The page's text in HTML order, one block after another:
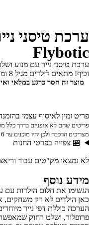
נייר עם מנוע ושלט רחוק
לילדים מגיל 8 ומעלה.
חסר כרגע במלאי ואינו זמין.
לאיסוף עצמי בהזמנה דרך
ולכן יהיו מוכנים עד 6 ימי עסקים
בפרטי החנות
מק"טים עבור וריאציות.
לא רק משחקים, אלא גם
דפי נייר מיוחדים
ושלט רחוק שמאפשר